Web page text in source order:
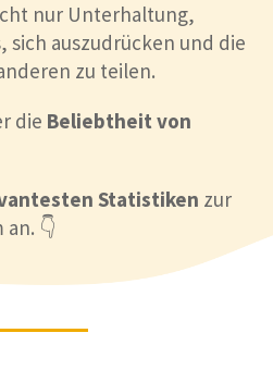
nur Unterhaltung,
auszudrücken und die
zu teilen.
die Beliebtheit von
Statistiken zur
👇